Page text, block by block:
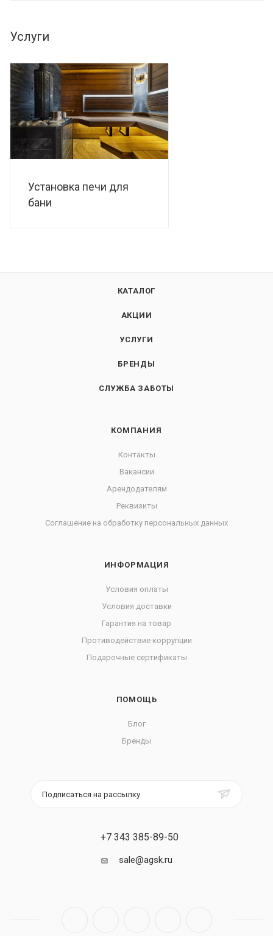
Услуги
Установка печи для
бани
КАТАЛОГ
АКЦИИ
УСЛУГИ
БРЕНДЫ
СЛУЖБА ЗАБОТЫ
КОМПАНИЯ
Контакты
Вакансии
Арендодателям
Реквизиты
Соглашение на обработку персональных данных
ИНФОРМАЦИЯ
Условия оплаты
Условия доставки
Гарантия на товар
Противодействие коррупции
Подарочные сертификаты
ПОМОЩЬ
Блог
Бренды
Подписаться на рассылку
+7 343 385-89-50
sale@agsk.ru